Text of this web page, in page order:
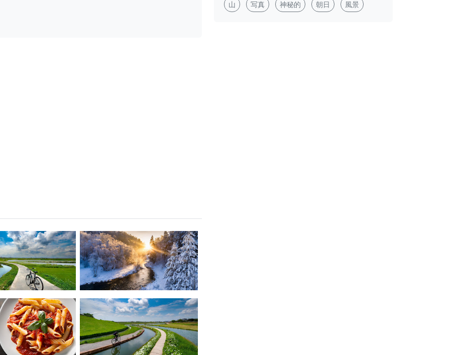
山 写真 神秘的 朝日 風景